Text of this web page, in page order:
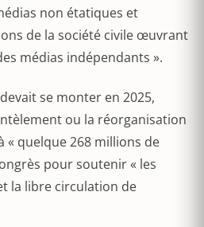
non étatiques et
de la société civile œuvrant
médias indépendants ».
se monter en 2025,
ou la réorganisation
« quelque 268 millions de
pour soutenir « les
la libre circulation de